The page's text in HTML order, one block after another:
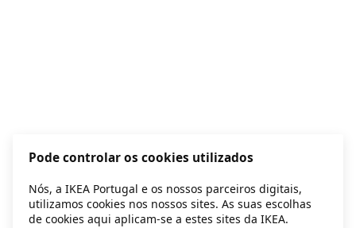
Pode controlar os cookies utilizados
Nós, a IKEA Portugal e os nossos parceiros digitais,
utilizamos cookies nos nossos sites. As suas escolhas
de cookies aqui aplicam-se a estes sites da IKEA.